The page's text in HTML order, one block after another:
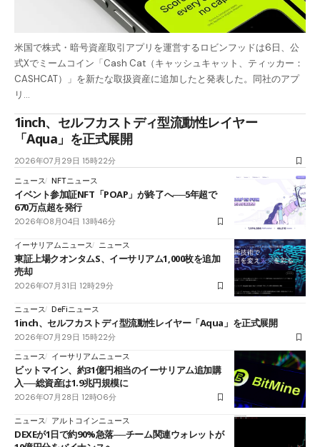
米国で株式・暗号資産取引アプリを運営するロビンフッドは6日、公
式Xでミームコイン「Cash Cat（キャッシュキャット、ティッカー：
CASHCAT）」を新たな取扱資産に追加したと発表した。同社のアプ
リ…
1inch、セルフカストディ型流動性レイヤー
「Aqua」を正式展開
2026年07月29日 15時22分
ニュース NFTニュース
イベント参加証NFT「POAP」が終了へ──5年超で
670万点超を発行
2026年08月04日 13時46分
イーサリアムニュース ニュース
東証上場クオンタムS、イーサリアム1,000枚を追加
売却
2026年07月31日 12時29分
ニュース DeFiニュース
1inch、セルフカストディ型流動性レイヤー「Aqua」を正式展開
2026年07月29日 15時22分
ニュース
イーサリアムニュース
ビットマイン、約31億円相当のイーサリアム追加購
入──総資産は1.9兆円規模に
2026年07月28日 12時06分
ニュース アルトコインニュース
DEXEが1日で約90%急落──チーム関連ウォレットが